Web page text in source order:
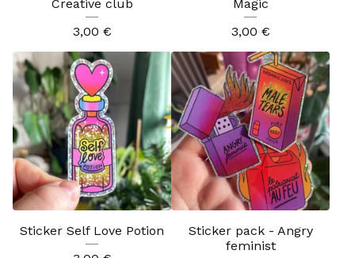
Creative club
3,00 €
Magic
3,00 €
Sticker Self Love Potion
Sticker pack - Angry
feminist